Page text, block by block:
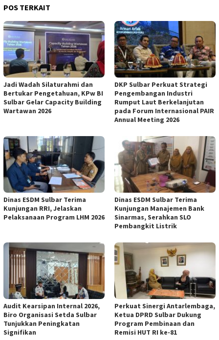
POS TERKAIT
Jadi Wadah Silaturahmi dan
Bertukar Pengetahuan, KPw BI
Sulbar Gelar Capacity Building
Wartawan 2026
DKP Sulbar Perkuat Strategi
Pengembangan Industri
Rumput Laut Berkelanjutan
pada Forum Internasional PAIR
Annual Meeting 2026
Dinas ESDM Sulbar Terima
Kunjungan RRI, Jelaskan
Pelaksanaan Program LHM 2026
Dinas ESDM Sulbar Terima
Kunjungan Manajemen Bank
Sinarmas, Serahkan SLO
Pembangkit Listrik
Audit Kearsipan Internal 2026,
Biro Organisasi Setda Sulbar
Tunjukkan Peningkatan
Signifikan
Perkuat Sinergi Antarlembaga,
Ketua DPRD Sulbar Dukung
Program Pembinaan dan
Remisi HUT RI ke-81